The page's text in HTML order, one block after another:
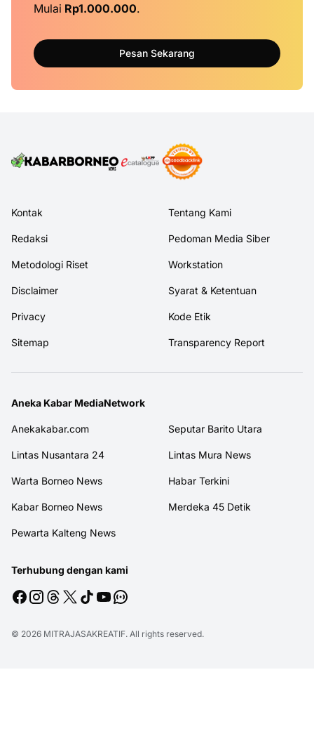
Mulai Rp1.000.000.
Pesan Sekarang
Kontak Tentang Kami
Redaksi Pedoman Media Siber
Metodologi Riset Workstation
Disclaimer Syarat & Ketentuan
Privacy Kode Etik
Sitemap Transparency Report
Aneka Kabar MediaNetwork
Anekakabar.com Seputar Barito Utara
Lintas Nusantara 24 Lintas Mura News
Warta Borneo News Habar Terkini
Kabar Borneo News Merdeka 45 Detik
Pewarta Kalteng News
Terhubung dengan kami
© 2026 MITRAJASAKREATIF. All rights reserved.